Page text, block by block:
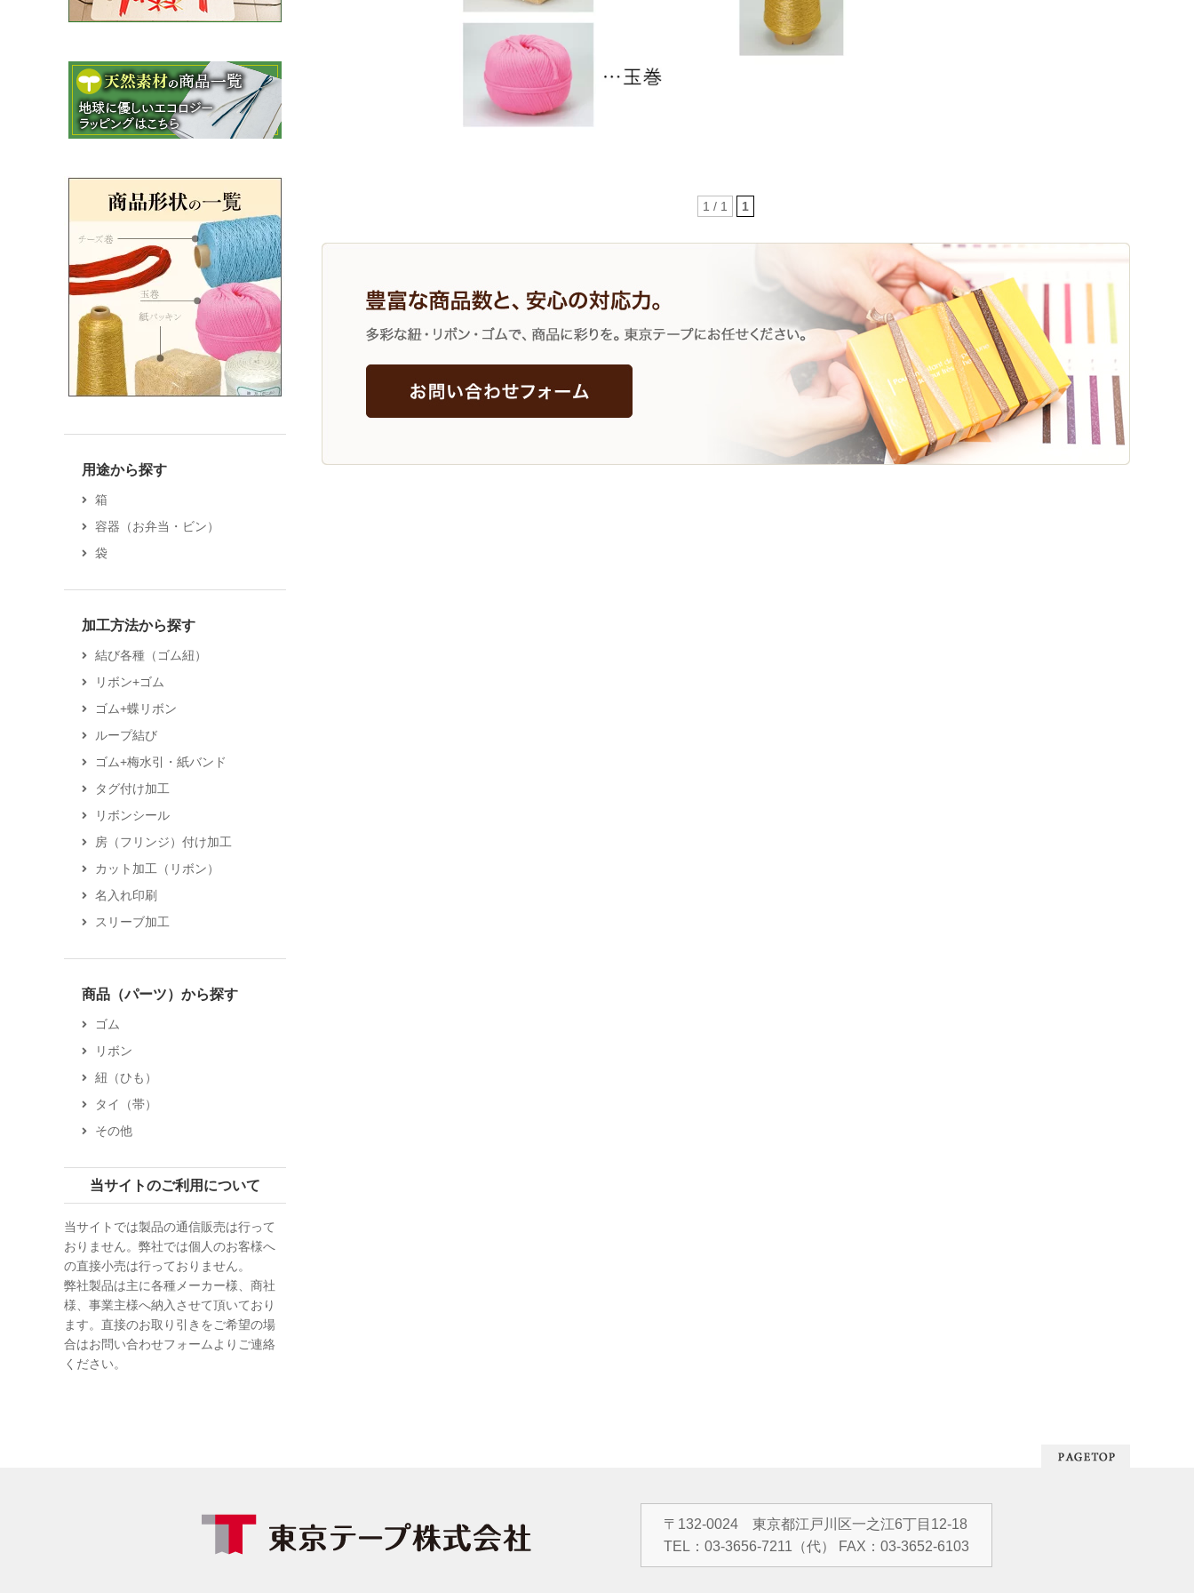
1 / 1 1
用途から探す
箱
容器（お弁当・ビン）
袋
加工方法から探す
結び各種（ゴム紐）
リボン+ゴム
ゴム+蝶リボン
ループ結び
ゴム+梅水引・紙バンド
タグ付け加工
リボンシール
房（フリンジ）付け加工
カット加工（リボン）
名入れ印刷
スリーブ加工
商品（パーツ）から探す
ゴム
リボン
紐（ひも）
タイ（帯）
その他
当サイトのご利用について
当サイトでは製品の通信販売は行って
おりません。弊社では個人のお客様へ
の直接小売は行っておりません。
弊社製品は主に各種メーカー様、商社
様、事業主様へ納入させて頂いており
ます。直接のお取り引きをご希望の場
合はお問い合わせフォームよりご連絡
ください。
〒132-0024 東京都江戸川区一之江6丁目12-18
TEL： 03-3656-7211 （代） FAX：03-3652-6103